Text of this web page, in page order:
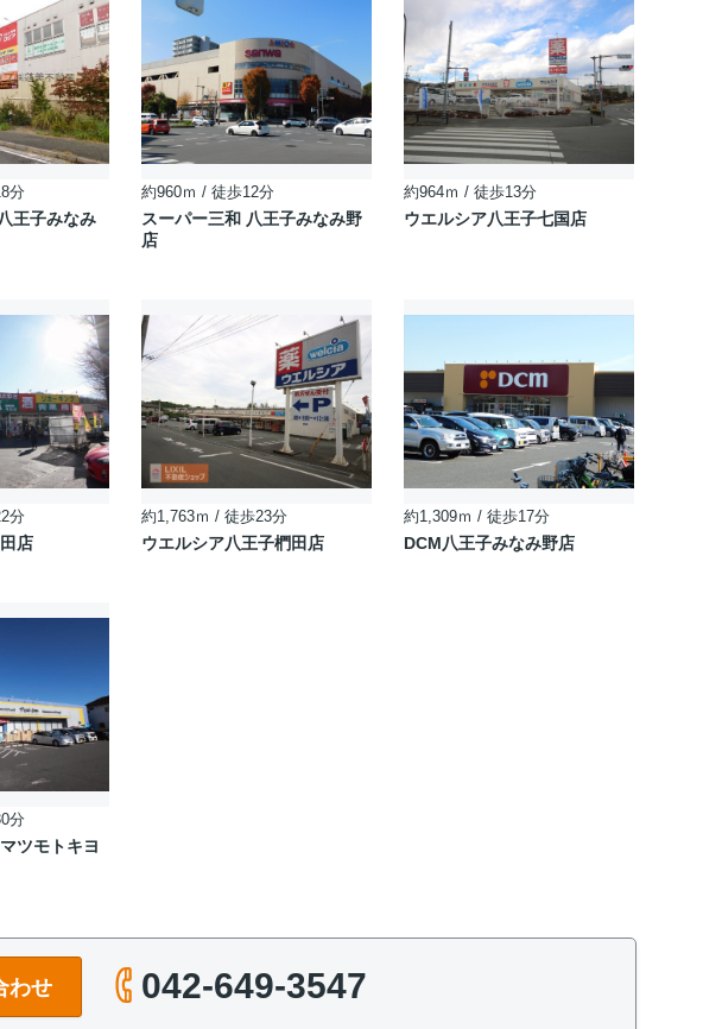
分
王子みなみ
約960ｍ / 徒歩12分
スーパー三和 八王子みなみ野
店
約964ｍ / 徒歩13分
ウエルシア八王子七国店
分
店
約1,763ｍ / 徒歩23分
ウエルシア八王子椚田店
約1,309ｍ / 徒歩17分
DCM八王子みなみ野店
分
ツモトキヨ
わせ 042-649-3547